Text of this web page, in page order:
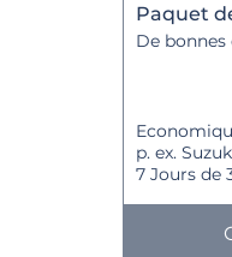
Paquet
De
p. ex.
7 Jours de